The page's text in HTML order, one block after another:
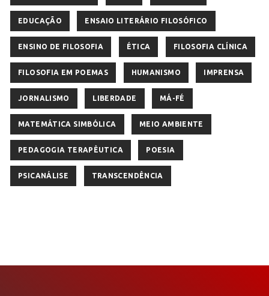
EDUCAÇÃO ENSAIO LITERÁRIO FILOSÓFICO
ENSINO DE FILOSOFIA ÉTICA FILOSOFIA CLÍNICA
FILOSOFIA EM POEMAS HUMANISMO IMPRENSA
JORNALISMO LIBERDADE MÁ-FÉ
MATEMÁTICA SIMBÓLICA MEIO AMBIENTE
PEDAGOGIA TERAPÊUTICA POESIA
PSICANÁLISE TRANSCENDÊNCIA